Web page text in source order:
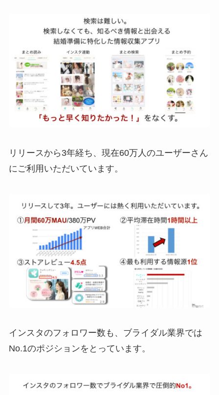
リリースから3年経ち、現在60万人のユーザーさん
にご利用いただいています。
インスタのフォロワー数も、ブライダル業界では
No.1のポジションをとっています。